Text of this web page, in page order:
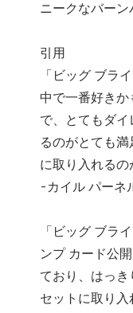
ニークなバーン
引用
「ビッグ ブラ
中で一番好き
で、とてもダ
るのがとても
に取り入れるの
-カイル パーネ
「ビッグ ブラ
ンプ カード公
ており、はっ
セットに取り